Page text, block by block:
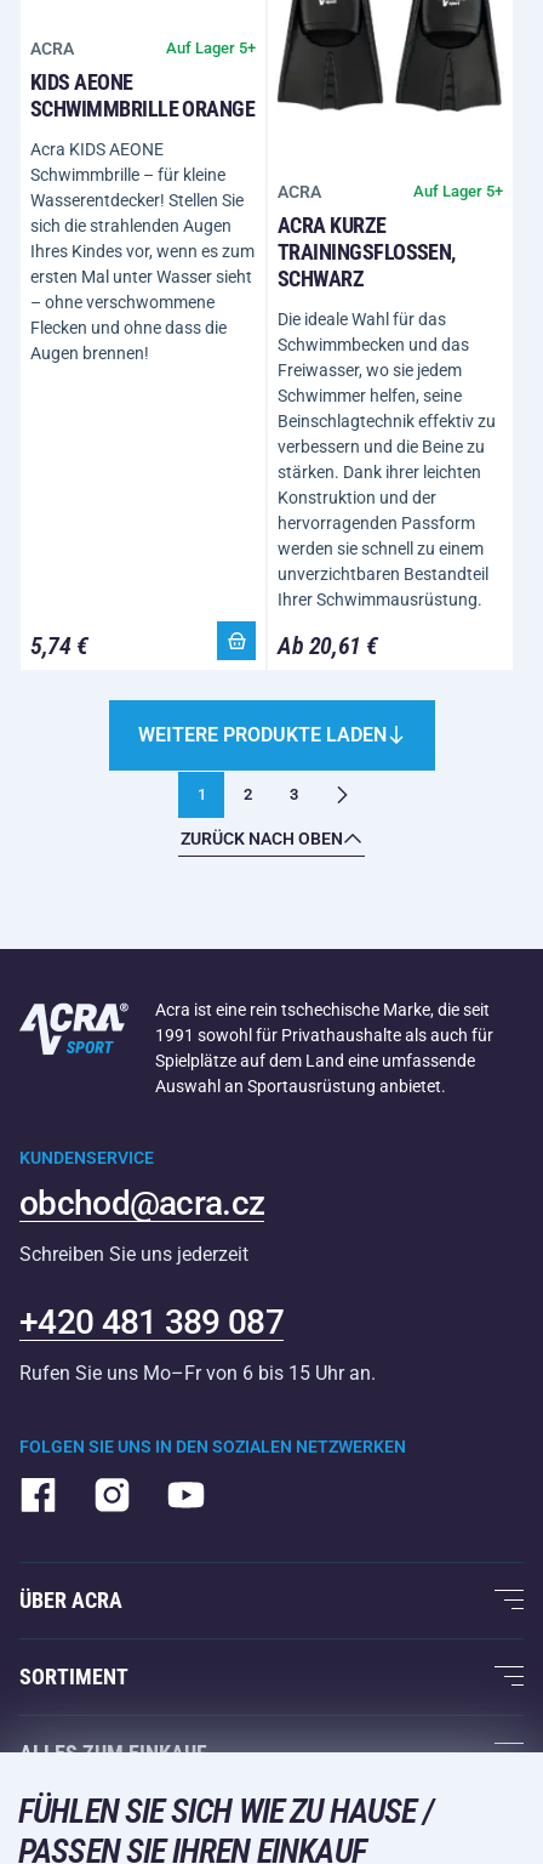
ACRA Auf Lager 5+
KIDS AEONE
SCHWIMMBRILLE ORANGE
Acra KIDS AEONE
Schwimmbrille – für kleine
Wasserentdecker! Stellen Sie
sich die strahlenden Augen
Ihres Kindes vor, wenn es zum
ersten Mal unter Wasser sieht
– ohne verschwommene
Flecken und ohne dass die
Augen brennen!
5,74 €
ACRA Auf Lager 5+
ACRA KURZE
TRAININGSFLOSSEN,
SCHWARZ
Die ideale Wahl für das
Schwimmbecken und das
Freiwasser, wo sie jedem
Schwimmer helfen, seine
Beinschlagtechnik effektiv zu
verbessern und die Beine zu
stärken. Dank ihrer leichten
Konstruktion und der
hervorragenden Passform
werden sie schnell zu einem
unverzichtbaren Bestandteil
Ihrer Schwimmausrüstung.
Ab 20,61 €
ZURÜCK NACH OBEN
WEITERE PRODUKTE LADEN
1 2 3
Acra ist eine rein tschechische Marke, die seit
1991 sowohl für Privathaushalte als auch für
Spielplätze auf dem Land eine umfassende
Auswahl an Sportausrüstung anbietet.
FOLGEN SIE UNS IN DEN SOZIALEN NETZWERKEN
KUNDENSERVICE
obchod@acra.cz
Schreiben Sie uns jederzeit
+420 481 389 087
Rufen Sie uns Mo–Fr von 6 bis 15 Uhr an.
ÜBER ACRA
Über uns
Acra-Garantie
Kontakte
Großhandel
Einkaufsratgeber
SORTIMENT
Fitness und Krafttraining
Racketsportarten
Wintersport
ALLES ZUM EINKAUF
Acra-Garantie
FÜHLEN SIE SICH WIE ZU HAUSE /
PASSEN SIE IHREN EINKAUF